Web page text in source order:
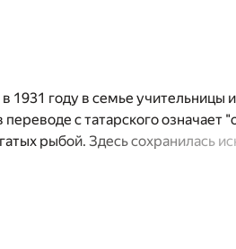
1931 году в семье учительницы
с татарского означает
рыбой. Здесь сохранилась
будущий писатель, и она в